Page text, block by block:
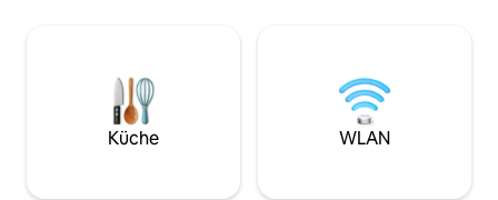
DE SANTU BALTOLU. Man kann Ausflüge
auf das 1360 Meter hohe Limbara-Massiv
unternehmen. 10 km entfernt liegt
Calangianus mit seinem berühmten
zwei Paare. Buchen Sie jetzt für eine
Oase der Ruhe
sich regenerieren
erfrischt fühlen
Küche WLAN